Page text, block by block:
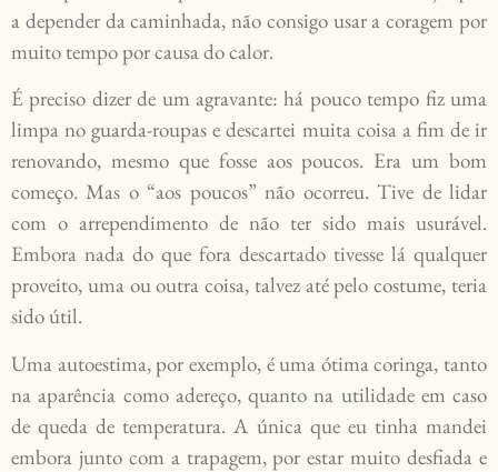
a depender da caminhada, não consigo usar a coragem por
muito tempo por causa do calor.
É preciso dizer de um agravante: há pouco tempo fiz uma
limpa no guarda-roupas e descartei muita coisa a fim de ir
renovando, mesmo que fosse aos poucos. Era um bom
começo. Mas o “aos poucos” não ocorreu. Tive de lidar
com o arrependimento de não ter sido mais usurável.
Embora nada do que fora descartado tivesse lá qualquer
proveito, uma ou outra coisa, talvez até pelo costume, teria
sido útil.
Uma autoestima, por exemplo, é uma ótima coringa, tanto
na aparência como adereço, quanto na utilidade em caso
de queda de temperatura. A única que eu tinha mandei
embora junto com a trapagem, por estar muito desfiada e